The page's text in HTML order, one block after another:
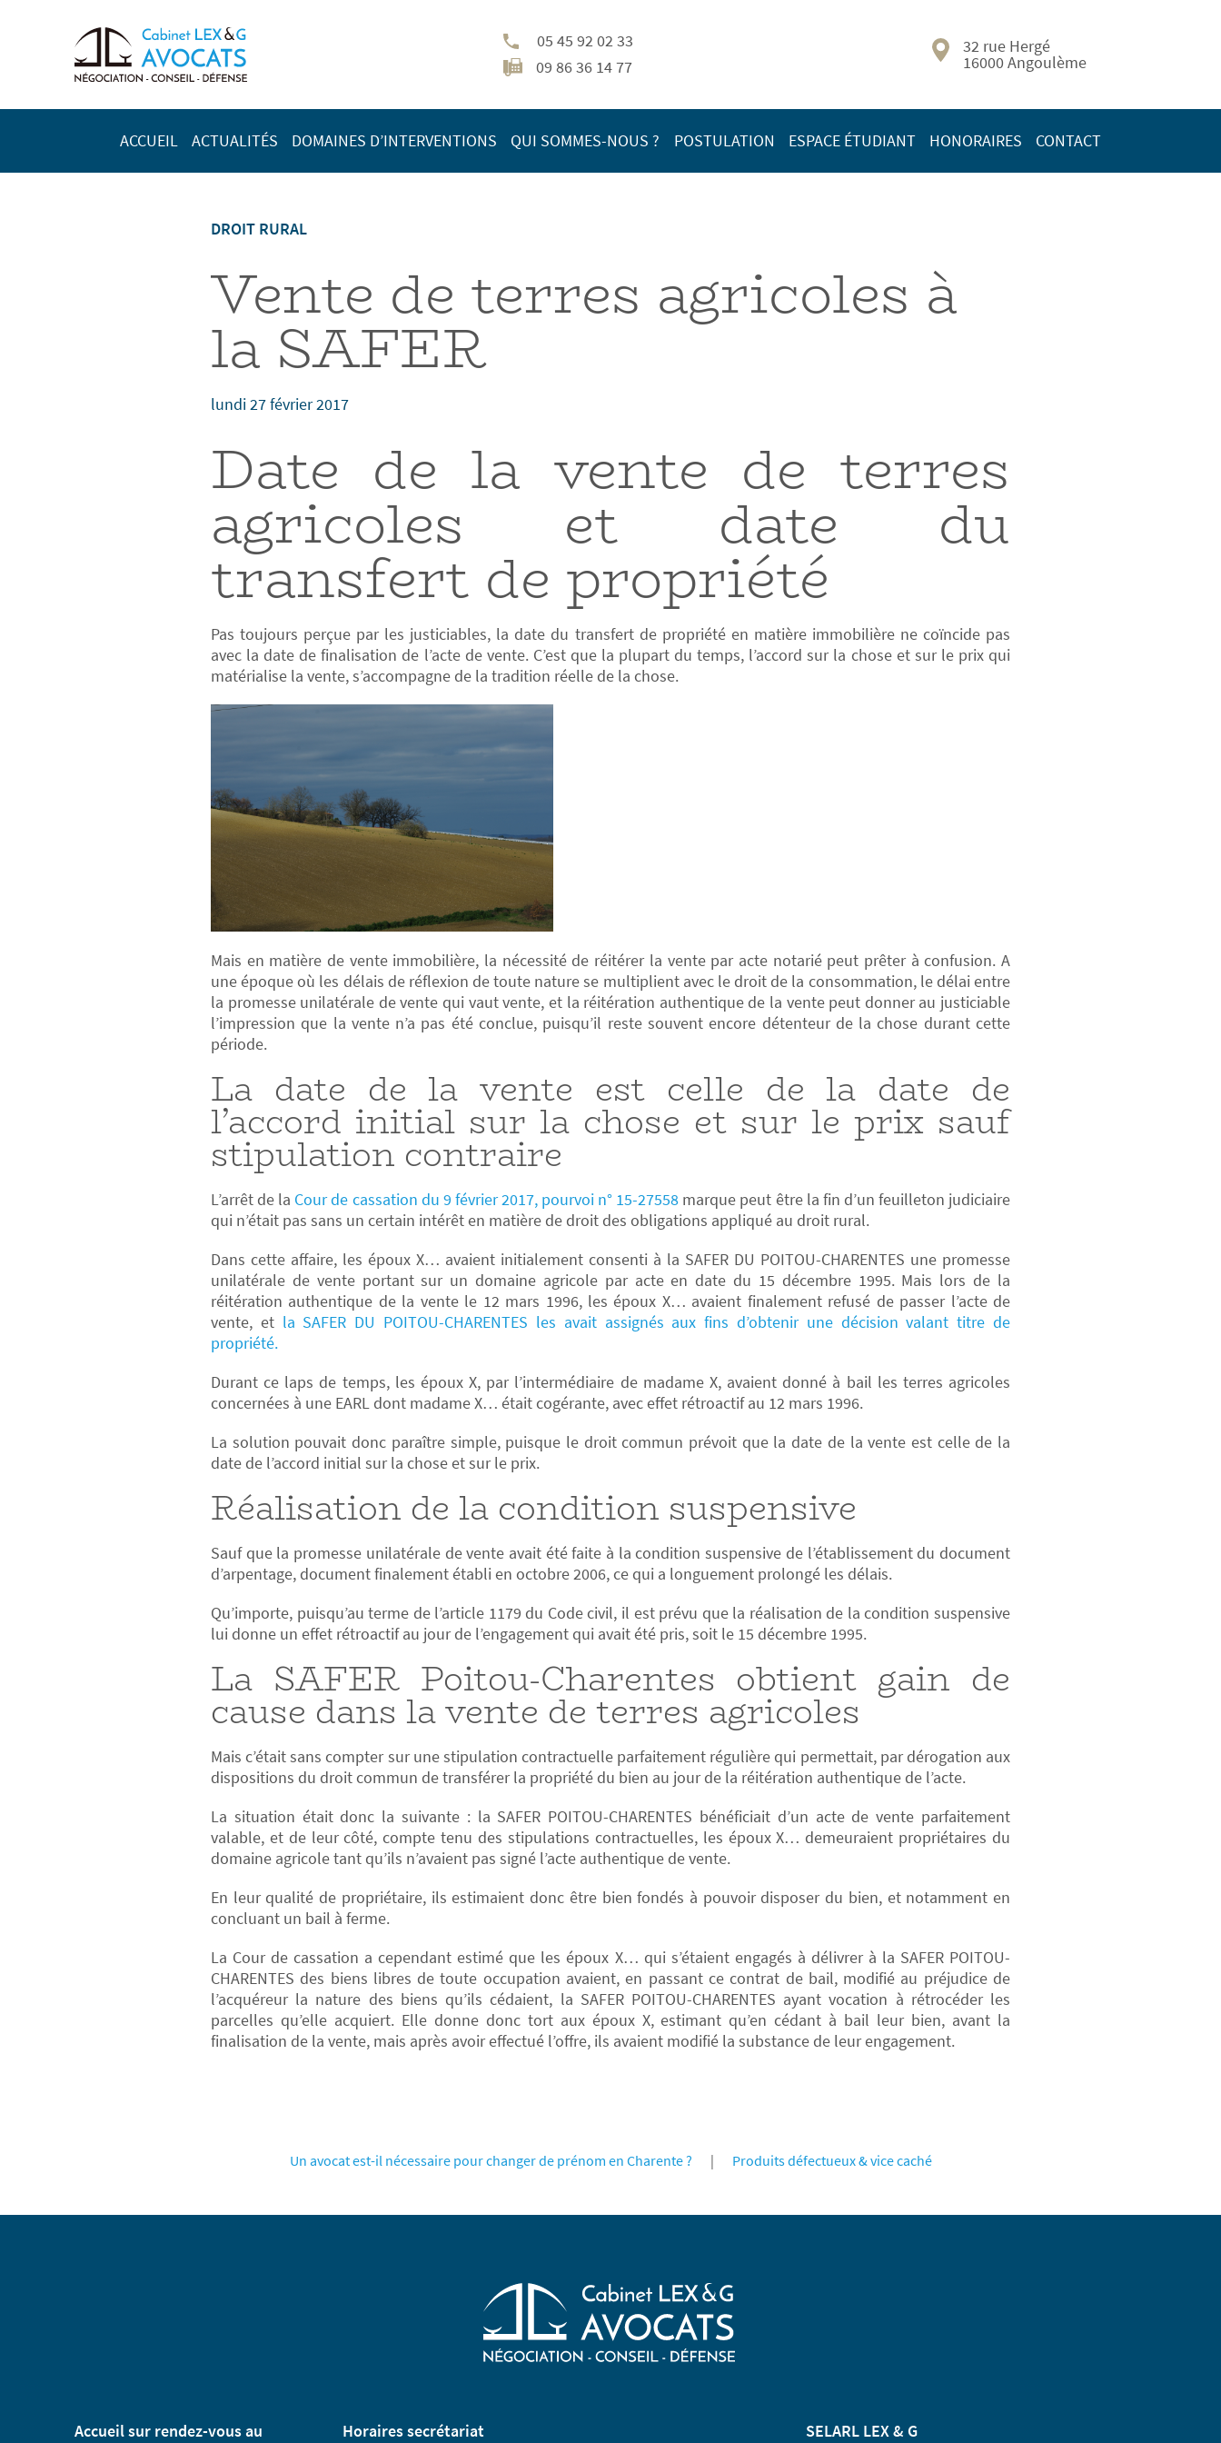
05 45 92 02 33
09 86 36 14 77
32 rue Hergé
16000 Angoulème
ACCUEIL ACTUALITÉS DOMAINES D’INTERVENTIONS QUI SOMMES-NOUS ? POSTULATION ESPACE ÉTUDIANT HONORAIRES CONTACT
DROIT RURAL
Vente de terres agricoles à
la SAFER
lundi 27 février 2017
Date de la vente de terres
agricoles et date du
transfert de propriété
Pas toujours perçue par les justiciables, la date du transfert de propriété en matière immobilière ne coïncide pas
avec la date de finalisation de l’acte de vente. C’est que la plupart du temps, l’accord sur la chose et sur le prix qui
matérialise la vente, s’accompagne de la tradition réelle de la chose.
Mais en matière de vente immobilière, la nécessité de réitérer la vente par acte notarié peut prêter à confusion. A
une époque où les délais de réflexion de toute nature se multiplient avec le droit de la consommation, le délai entre
la promesse unilatérale de vente qui vaut vente, et la réitération authentique de la vente peut donner au justiciable
l’impression que la vente n’a pas été conclue, puisqu’il reste souvent encore détenteur de la chose durant cette
période.
La date de la vente est celle de la date de
l’accord initial sur la chose et sur le prix sauf
stipulation contraire
L’arrêt de la Cour de cassation du 9 février 2017, pourvoi n° 15-27558 marque peut être la fin d’un feuilleton judiciaire
qui n’était pas sans un certain intérêt en matière de droit des obligations appliqué au droit rural.
Dans cette affaire, les époux X… avaient initialement consenti à la SAFER DU POITOU-CHARENTES une promesse
unilatérale de vente portant sur un domaine agricole par acte en date du 15 décembre 1995. Mais lors de la
réitération authentique de la vente le 12 mars 1996, les époux X… avaient finalement refusé de passer l’acte de
vente, et la SAFER DU POITOU-CHARENTES les avait assignés aux fins d’obtenir une décision valant titre de
propriété.
Durant ce laps de temps, les époux X, par l’intermédiaire de madame X, avaient donné à bail les terres agricoles
concernées à une EARL dont madame X… était cogérante, avec effet rétroactif au 12 mars 1996.
La solution pouvait donc paraître simple, puisque le droit commun prévoit que la date de la vente est celle de la
date de l’accord initial sur la chose et sur le prix.
Réalisation de la condition suspensive
Sauf que la promesse unilatérale de vente avait été faite à la condition suspensive de l’établissement du document
d’arpentage, document finalement établi en octobre 2006, ce qui a longuement prolongé les délais.
Qu’importe, puisqu’au terme de l’article 1179 du Code civil, il est prévu que la réalisation de la condition suspensive
lui donne un effet rétroactif au jour de l’engagement qui avait été pris, soit le 15 décembre 1995.
La SAFER Poitou-Charentes obtient gain de
cause dans la vente de terres agricoles
Mais c’était sans compter sur une stipulation contractuelle parfaitement régulière qui permettait, par dérogation aux
dispositions du droit commun de transférer la propriété du bien au jour de la réitération authentique de l’acte.
La situation était donc la suivante : la SAFER POITOU-CHARENTES bénéficiait d’un acte de vente parfaitement
valable, et de leur côté, compte tenu des stipulations contractuelles, les époux X… demeuraient propriétaires du
domaine agricole tant qu’ils n’avaient pas signé l’acte authentique de vente.
En leur qualité de propriétaire, ils estimaient donc être bien fondés à pouvoir disposer du bien, et notamment en
concluant un bail à ferme.
La Cour de cassation a cependant estimé que les époux X… qui s’étaient engagés à délivrer à la SAFER POITOU-
CHARENTES des biens libres de toute occupation avaient, en passant ce contrat de bail, modifié au préjudice de
l’acquéreur la nature des biens qu’ils cédaient, la SAFER POITOU-CHARENTES ayant vocation à rétrocéder les
parcelles qu’elle acquiert. Elle donne donc tort aux époux X, estimant qu’en cédant à bail leur bien, avant la
finalisation de la vente, mais après avoir effectué l’offre, ils avaient modifié la substance de leur engagement.
Un avocat est-il nécessaire pour changer de prénom en Charente ? | Produits défectueux & vice caché
Accueil sur rendez-vous au
Horaires secrétariat
SELARL LEX & G